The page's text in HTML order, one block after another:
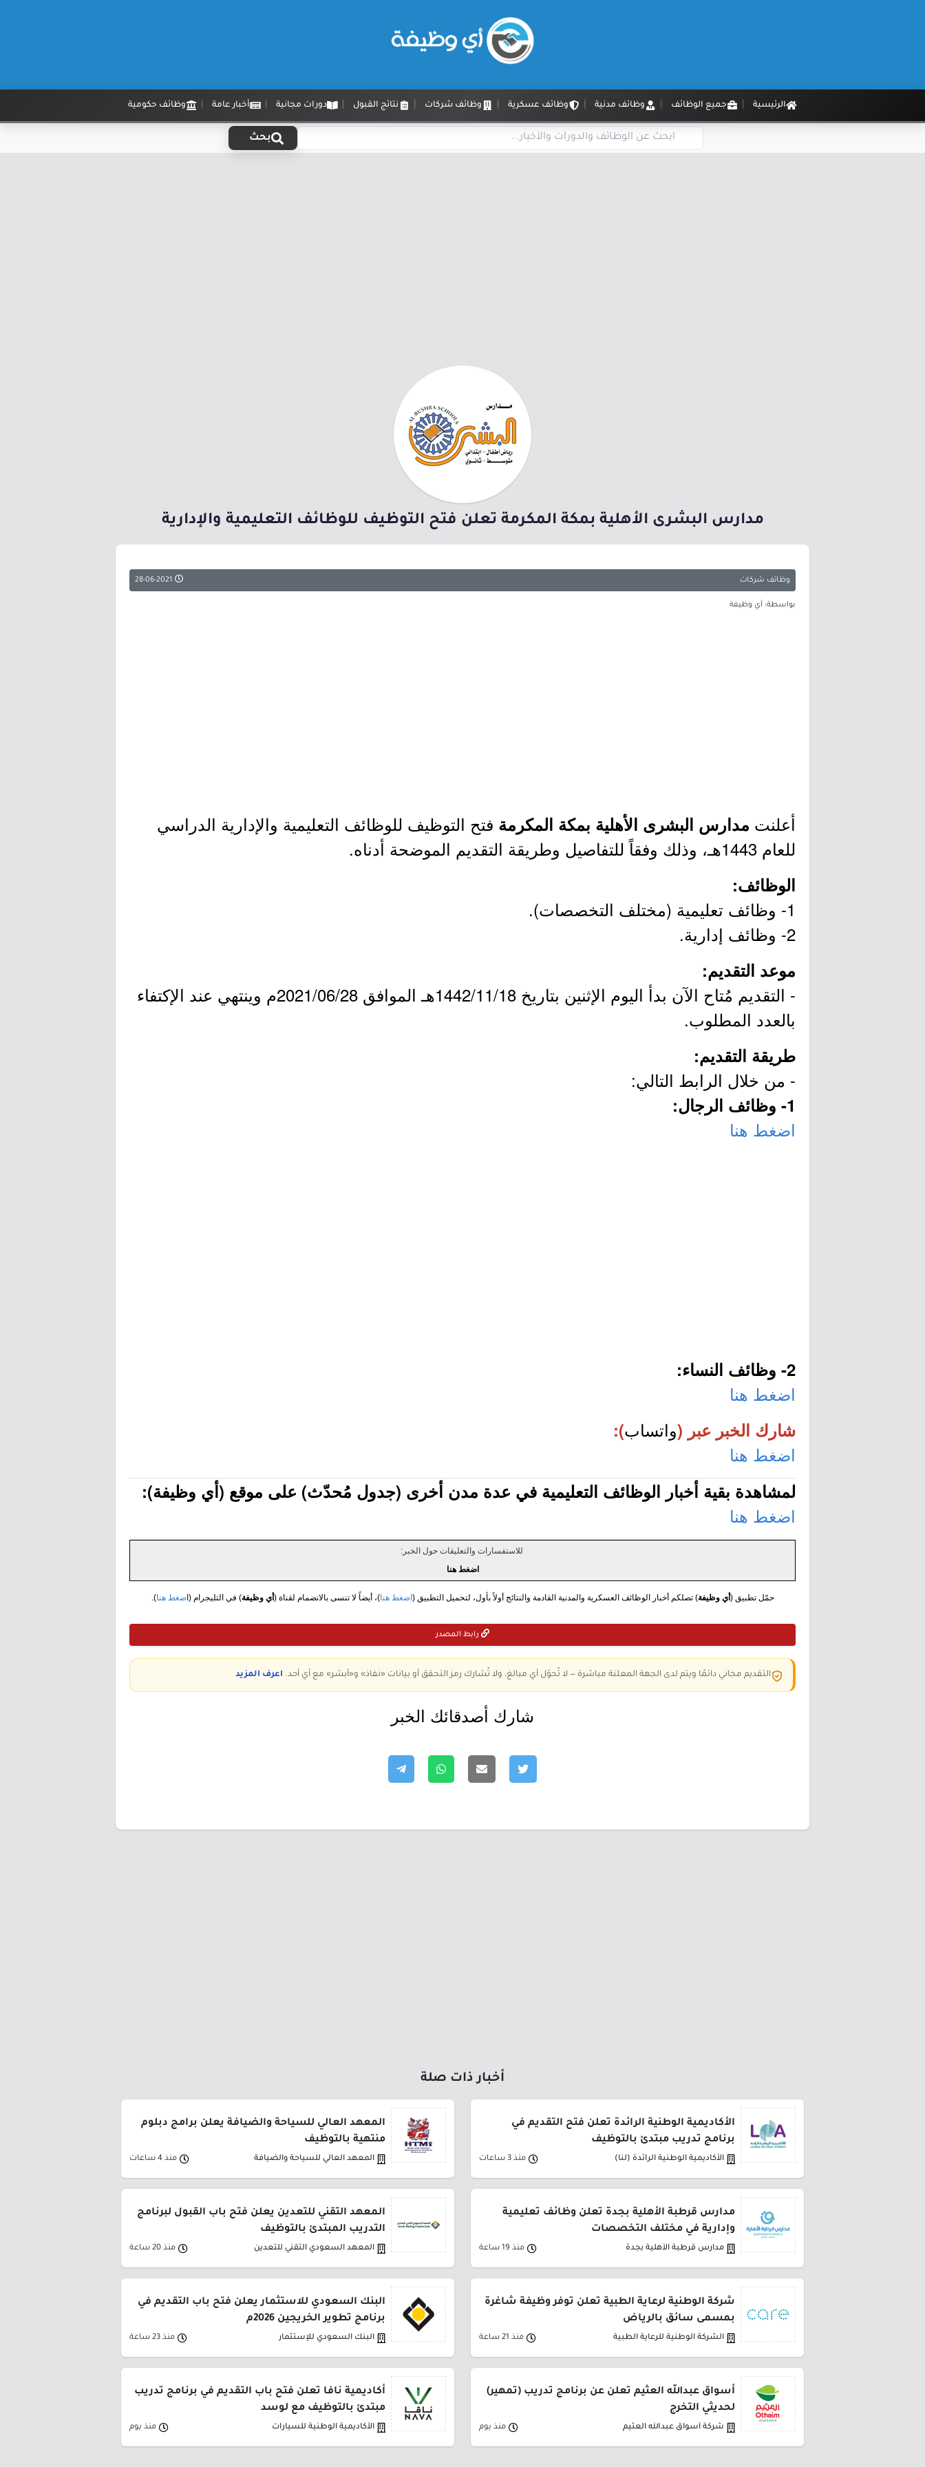
الرئيسية جميع الوظائف وظائف مدنية وظائف عسكرية وظائف شركات نتائج القبول دورات مجانية أخبار عامة وظائف حكومية
بحث
مدارس البشرى الأهلية بمكة المكرمة تعلن فتح التوظيف للوظائف التعليمية والإدارية
وظائف شركات
بواسطة: أي وظيفة
أعلنت مدارس البشرى الأهلية بمكة المكرمة فتح التوظيف للوظائف التعليمية والإدارية الدراسي
للعام 1443هـ، وذلك وفقاً للتفاصيل وطريقة التقديم الموضحة أدناه.
الوظائف:
1- وظائف تعليمية (مختلف التخصصات).
2- وظائف إدارية.
موعد التقديم:
- التقديم مُتاح الآن بدأ اليوم الإثنين بتاريخ 1442/11/18هـ الموافق 2021/06/28م وينتهي عند الإكتفاء
بالعدد المطلوب.
طريقة التقديم:
- من خلال الرابط التالي:
1- وظائف الرجال:
اضغط هنا
2- وظائف النساء:
اضغط هنا
شارك الخبر عبر (واتساب):
اضغط هنا
لمشاهدة بقية أخبار الوظائف التعليمية في عدة مدن أخرى (جدول مُحدّث) على موقع (أي وظيفة):
اضغط هنا
للاستفسارات والتعليقات حول الخبر:
اضغط هنا
حمّل تطبيق ( أي وظيفة) تصلكم أخبار الوظائف العسكرية والمدنية القادمة والنتائج أولاً بأول، لتحميل التطبيق ( اضغط هنا)، أيضاً لا تنسى بالانضمام لقناة ( أي وظيفة) في التليجرام (اضغط هنا).
رابط المصدر
التقديم مجاني دائمًا ويتم لدى الجهة المعلنة مباشرة — لا تُحوّل أي مبالغ، ولا تُشارك رمز التحقق أو بيانات «نفاذ» و«أبشر» مع أي أحد. اعرف المزيد
شارك أصدقائك الخبر
أخبار ذات صلة
الأكاديمية الوطنية الرائدة تعلن فتح التقديم في
برنامج تدريب مبتدئ بالتوظيف
الأكاديمية الوطنية الرائدة (لنا) منذ 3 ساعات
المعهد العالي للسياحة والضيافة يعلن برامج دبلوم
منتهية بالتوظيف
المعهد العالي للسياحة والضيافة منذ 4 ساعات
مدارس قرطبة الأهلية بجدة تعلن وظائف تعليمية
وإدارية في مختلف التخصصات
مدارس قرطبة الأهلية بجدة منذ 19 ساعة
المعهد التقني للتعدين يعلن فتح باب القبول لبرنامج
التدريب المبتدئ بالتوظيف
المعهد السعودي التقني للتعدين منذ 20 ساعة
شركة الوطنية لرعاية الطبية تعلن توفر وظيفة شاغرة
بمسمى سائق بالرياض
الشركة الوطنية للرعاية الطبية منذ 21 ساعة
البنك السعودي للاستثمار يعلن فتح باب التقديم في
برنامج تطوير الخريجين 2026م
البنك السعودي للإستثمار منذ 23 ساعة
أسواق عبدالله العثيم تعلن عن برنامج تدريب (تمهير)
لحديثي التخرج
شركة أسواق عبدالله العثيم منذ يوم
أكاديمية نافا تعلن فتح باب التقديم في برنامج تدريب
مبتدئ بالتوظيف مع لوسد
الأكاديمية الوطنية للسيارات منذ يوم